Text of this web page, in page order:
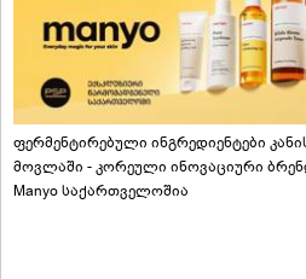
ფერმენტირებული ინგრედიენტები
მოვლაში - კორეული ინოვაციური
Manyo საქართველოშია